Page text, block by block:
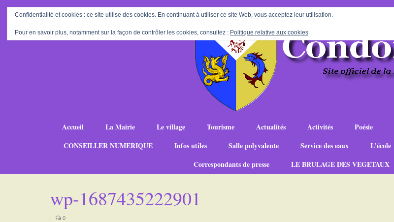
Accueil La Mairie Le village Tourisme Actualités Activités Poésie
CONSEILLER NUMERIQUE
Infos utiles Salle polyvalente Service des eaux L’école
Correspondants de presse
LE BRULAGE DES VEGETAUX
wp-1687435222901
| 0
Confidentialité et cookies : ce site utilise des cookies. En continuant à utiliser ce site Web, vous acceptez leur utilisation.
Pour en savoir plus, notamment sur la façon de contrôler les cookies, consultez : Politique relative aux cookies